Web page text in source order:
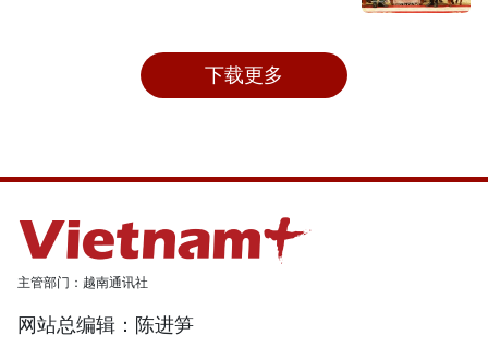
下载更多
主管部门：越南通讯社
网站总编辑：陈进笋